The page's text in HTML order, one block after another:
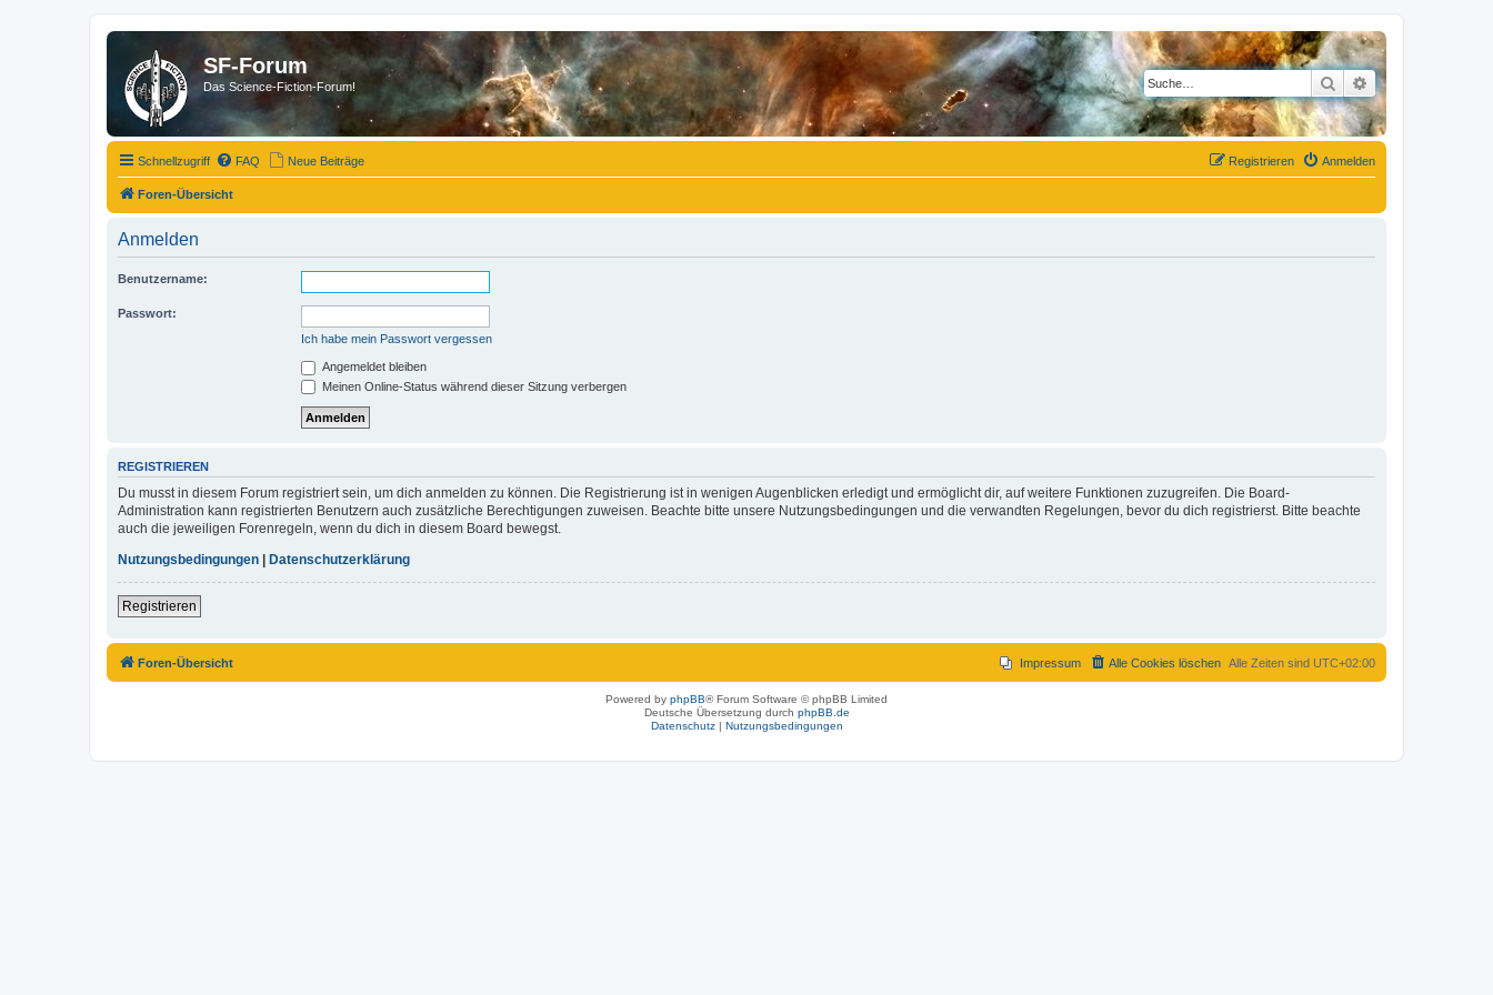
SF-Forum
Das Science-Fiction-Forum! SucheErweiterte Suche
Schnellzugriff FAQ Neue Beiträge Anmelden
Registrieren
Foren-Übersicht
Anmelden
Benutzername:
Passwort:
Ich habe mein Passwort vergessen
Angemeldet bleiben
Meinen Online-Status während dieser Sitzung verbergen
REGISTRIEREN
Du musst in diesem Forum registriert sein, um dich anmelden zu können. Die Registrierung ist in wenigen Augenblicken erledigt und ermöglicht dir, auf weitere Funktionen zuzugreifen. Die Board-
Administration kann registrierten Benutzern auch zusätzliche Berechtigungen zuweisen. Beachte bitte unsere Nutzungsbedingungen und die verwandten Regelungen, bevor du dich registrierst. Bitte beachte
auch die jeweiligen Forenregeln, wenn du dich in diesem Board bewegst.
Nutzungsbedingungen | Datenschutzerklärung
Registrieren
Foren-Übersicht Alle Zeiten sind UTC+02:00
Alle Cookies löschen
Impressum
Powered by phpBB® Forum Software © phpBB Limited
Deutsche Übersetzung durch phpBB.de
Datenschutz| Nutzungsbedingungen